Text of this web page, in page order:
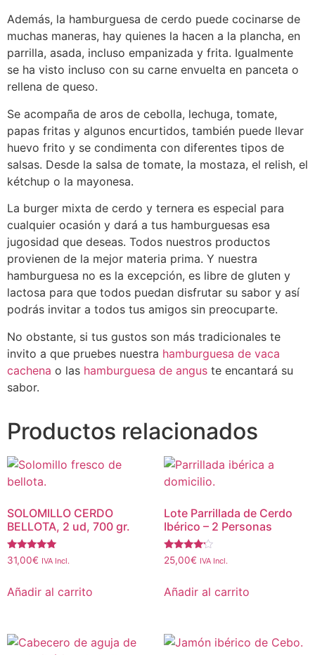
Además, la hamburguesa de cerdo puede cocinarse de
muchas maneras, hay quienes la hacen a la plancha, en
parrilla, asada, incluso empanizada y frita. Igualmente
se ha visto incluso con su carne envuelta en panceta o
rellena de queso.
Se acompaña de aros de cebolla, lechuga, tomate,
papas fritas y algunos encurtidos, también puede llevar
huevo frito y se condimenta con diferentes tipos de
salsas. Desde la salsa de tomate, la mostaza, el relish, el
kétchup o la mayonesa.
La burger mixta de cerdo y ternera es especial para
cualquier ocasión y dará a tus hamburguesas esa
jugosidad que deseas. Todos nuestros productos
provienen de la mejor materia prima. Y nuestra
hamburguesa no es la excepción, es libre de gluten y
lactosa para que todos puedan disfrutar su sabor y así
podrás invitar a todos tus amigos sin preocuparte.
No obstante, si tus gustos son más tradicionales te
invito a que pruebes nuestra hamburguesa de vaca
cachena o las hamburguesa de angus te encantará su
sabor.
Productos relacionados
SOLOMILLO CERDO
BELLOTA, 2 ud, 700 gr.
Valorado
con
31,00€ IVA Incl.
Añadir al carrito
Lote Parrillada de Cerdo
Ibérico – 2 Personas
Valorado
con
25,00€ IVA Incl.
Añadir al carrito